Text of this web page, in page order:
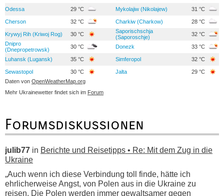
Odessa 29 °C Mykolajiw (Nikolajew) 31 °C
Cherson 32 °C Charkiw (Charkow) 28 °C
Krywyj Rih (Kriwoj Rog) 30 °C
Saporischschja
(Saporoschje)
32 °C
Dnipro
(Dnepropetrowsk)
30 °C Donezk 33 °C
Luhansk (Lugansk) 35 °C Simferopol 32 °C
Sewastopol 30 °C Jalta
29 °C
Daten von OpenWeatherMap.org
Mehr Ukrainewetter findet sich im Forum
Forumsdiskussionen
julib77 in Berichte und Reisetipps • Re: Mit dem Zug in die
Ukraine
„Auch wenn ich diese Verbindung toll finde, hätte ich
ehrlicherweise Angst, von Polen aus in die Ukraine zu
reisen. Die Polen werden immer gewaltsamer gegen